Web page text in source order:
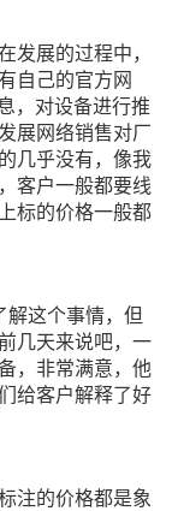
发展的过程中，
自己的官方网
，对设备进行推
展网络销售对厂
几乎没有，像我
客户一般都要线
标的价格一般都
解这个事情，但
几天来说吧，一
，非常满意，他
给客户解释了好
注的价格都是象